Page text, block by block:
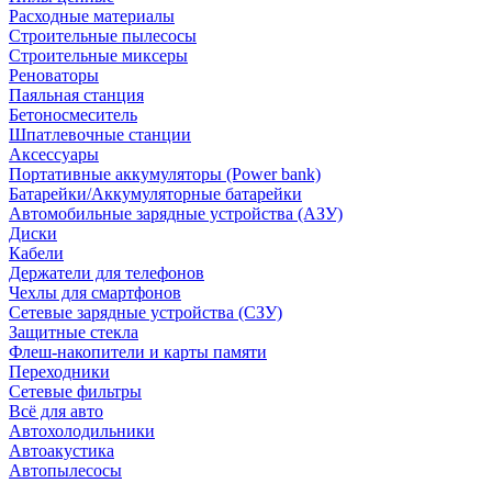
Расходные материалы
Строительные пылесосы
Строительные миксеры
Реноваторы
Паяльная станция
Бетоносмеситель
Шпатлевочные станции
Аксессуары
Портативные аккумуляторы (Power bank)
Батарейки/Аккумуляторные батарейки
Автомобильные зарядные устройства (АЗУ)
Диски
Кабели
Держатели для телефонов
Чехлы для смартфонов
Сетевые зарядные устройства (СЗУ)
Защитные стекла
Флеш-накопители и карты памяти
Переходники
Сетевые фильтры
Всё для авто
Автохолодильники
Автоакустика
Автопылесосы